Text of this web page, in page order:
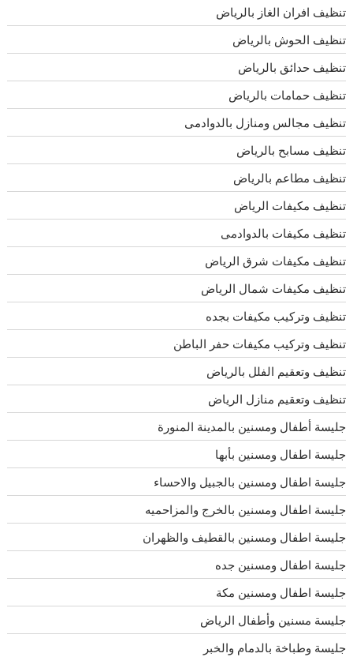
تنظيف افران الغاز بالرياض
تنظيف الحوش بالرياض
تنظيف حدائق بالرياض
تنظيف حمامات بالرياض
تنظيف مجالس ومنازل بالدوادمى
تنظيف مسابح بالرياض
تنظيف مطاعم بالرياض
تنظيف مكيفات الرياض
تنظيف مكيفات بالدوادمى
تنظيف مكيفات شرق الرياض
تنظيف مكيفات شمال الرياض
تنظيف وتركيب مكيفات بجده
تنظيف وتركيب مكيفات حفر الباطن
تنظيف وتعقيم الفلل بالرياض
تنظيف وتعقيم منازل الرياض
جليسة أطفال ومسنين بالمدينة المنورة
جليسة اطفال ومسنين بأبها
جليسة اطفال ومسنين بالجبيل والاحساء
جليسة اطفال ومسنين بالخرج والمزاحميه
جليسة اطفال ومسنين بالقطيف والظهران
جليسة اطفال ومسنين جده
جليسة اطفال ومسنين مكة
جليسة مسنين وأطفال الرياض
جليسة وطباخة بالدمام والخبر